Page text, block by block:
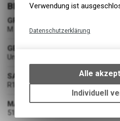
BEKLEIDUNG
GRÖSSE
M
GESCHLECHT
Unisex
SAISON
R1-26
MATERIAL
51% Wool 47% Nylon 2% Elastane
Verwendung ist
Datenschutzerklärung
bestimmte
um die
Funktionen
Alle
Individuell